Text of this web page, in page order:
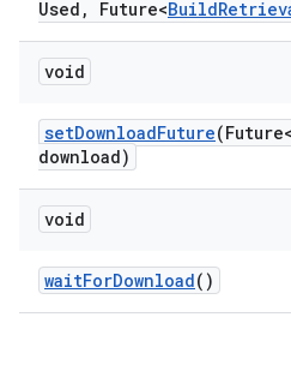
Used , Future<Build
void
setDownloadFuture(Future<
download)
void
waitForDownload()